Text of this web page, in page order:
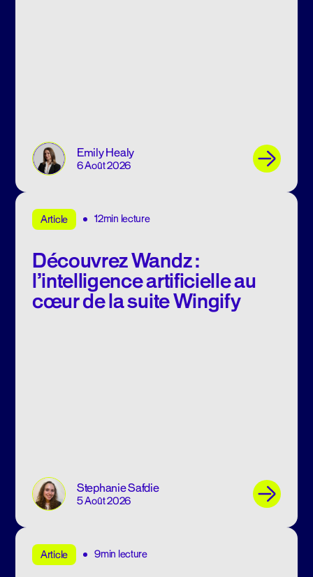
Emily Healy
6 Août 2026
Article 12min lecture
Découvrez Wandz :
l’intelligence artificielle au
cœur de la suite Wingify
Stephanie Safdie
5 Août 2026
Article 9min lecture